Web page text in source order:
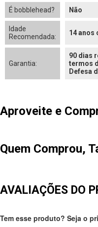
É bobblehead? Não
Idade
Recomendada:
14 anos
Garantia:
90 dias
termos
Defesa
Aproveite e
Quem Comprou,
AVALIAÇÕES DO
Tem esse produto? Seja o